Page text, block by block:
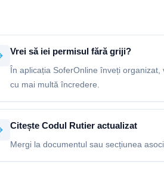
Vrei să iei permisul fără griji?
În aplicația SoferOnline înveți
cu mai multă încredere.
Citește Codul Rutier actualizat
Mergi la documentul sau secțiunea